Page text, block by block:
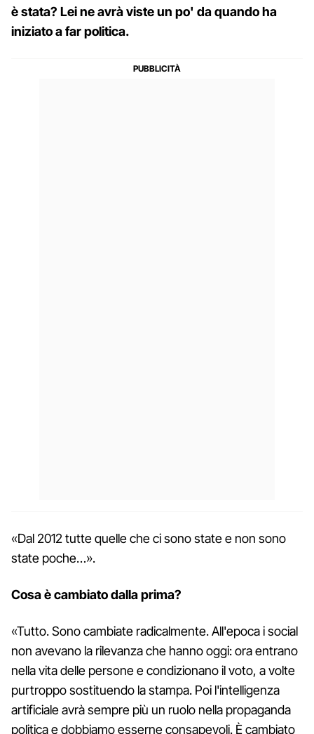
è stata? Lei ne avrà viste un po' da quando ha
iniziato a far politica.
«Dal 2012 tutte quelle che ci sono state e non sono
state poche…».
Cosa è cambiato dalla prima?
«Tutto. Sono cambiate radicalmente. All'epoca i social
non avevano la rilevanza che hanno oggi: ora entrano
nella vita delle persone e condizionano il voto, a volte
purtroppo sostituendo la stampa. Poi l'intelligenza
artificiale avrà sempre più un ruolo nella propaganda
politica e dobbiamo esserne consapevoli. È cambiato